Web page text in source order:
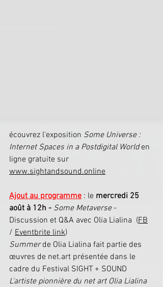
écouvrez l'exposition Some Universe :
Internet Spaces in a Postdigital World en
ligne gratuite sur
www.sightandsound.online
Ajout au programme : le mercredi 25
août à 12h - Some Metaverse -
Discussion et Q&A avec Olia Lialina  (FB
/ Eventbrite link)
Summer de Olia Lialina fait partie des
œuvres de net.art présentée dans le
cadre du Festival SIGHT + SOUND
L'artiste pionnière du net art Olia Lialina